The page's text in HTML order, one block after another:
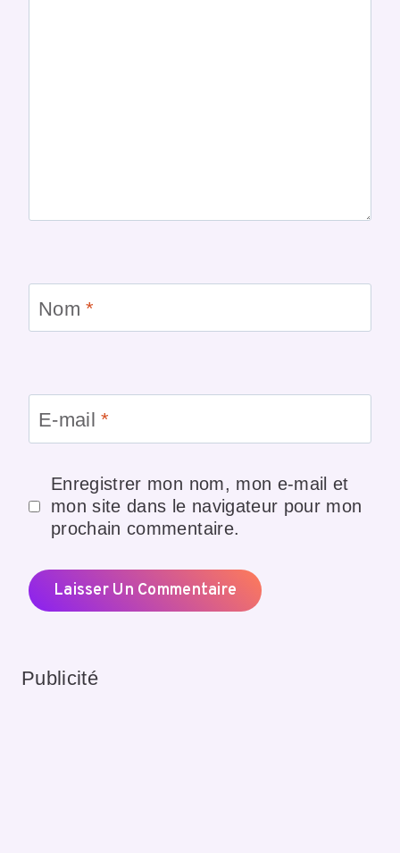
Nom*
E-mail*
Enregistrer mon nom, mon e-mail et
mon site dans le navigateur pour mon
prochain commentaire.
Publicité